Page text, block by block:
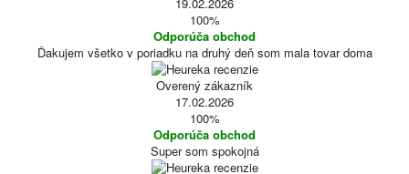
100%
Odporúča obchod
Ďakujem všetko v poriadku na druhý deň som mala tovar doma
Overený zákazník
17.02.2026
100%
Odporúča obchod
Super som spokojná